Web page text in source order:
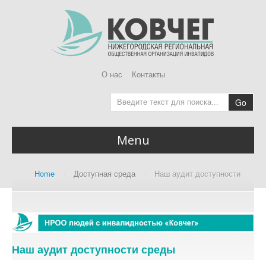
О нас Контакты
Go
Menu
Home page
About us
Accessibility Audit
Home Доступная среда Наш аудит доступности
Наш аудит доступности среды